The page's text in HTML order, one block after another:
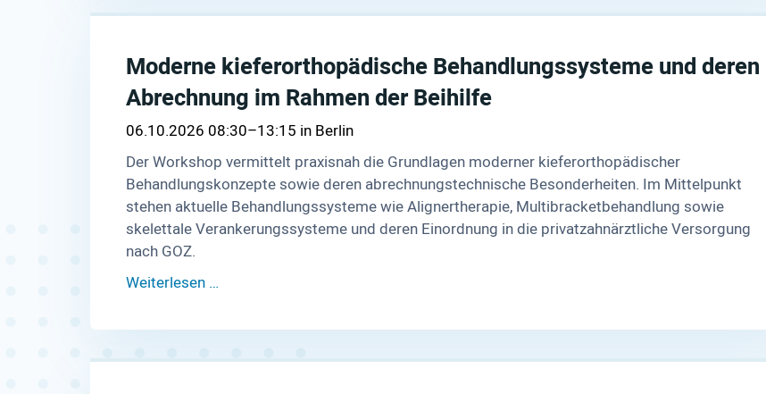
Moderne kieferorthopädische Behandlungssysteme und deren
Abrechnung im Rahmen der Beihilfe
06.10.2026 08:30–13:15
Berlin
Der Workshop vermittelt praxisnah die Grundlagen moderner kieferorthopädischer
Behandlungskonzepte sowie deren abrechnungstechnische Besonderheiten. Im Mittelpunkt
stehen aktuelle Behandlungssysteme wie Alignertherapie, Multibracketbehandlung sowie
skelettale Verankerungssysteme und deren Einordnung in die privatzahnärztliche Versorgung
nach GOZ.
Weiterlesen …